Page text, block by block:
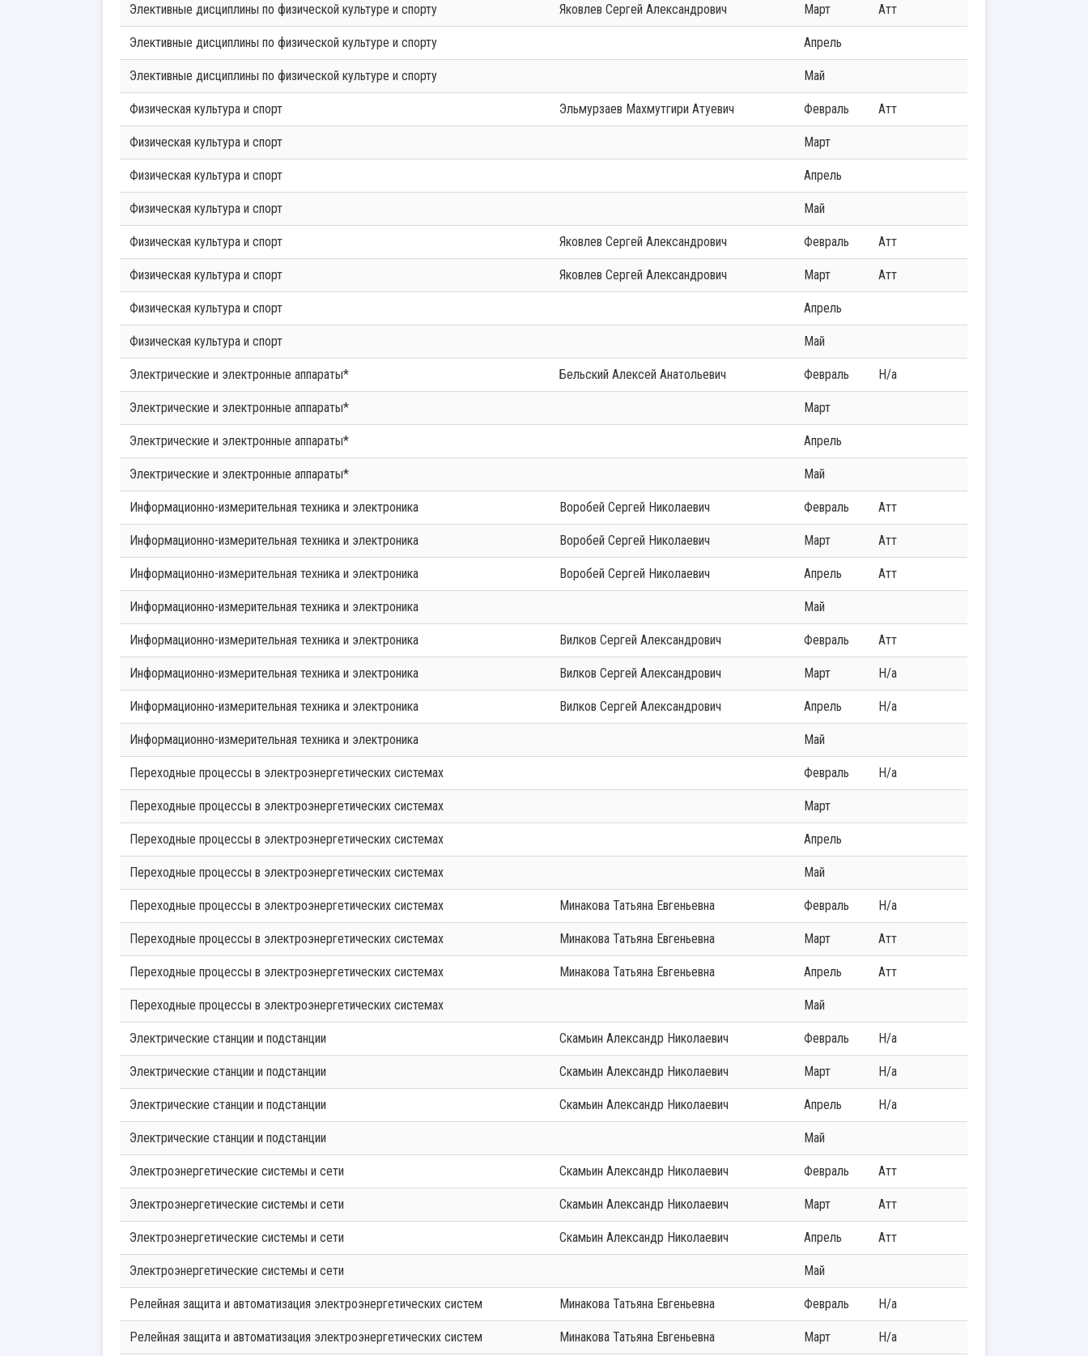
Элективные дисциплины по физической культуре и спорту Яковлев Сергей Александрович Март Атт
Элективные дисциплины по физической культуре и спорту Апрель
Элективные дисциплины по физической культуре и спорту Май
Физическая культура и спорт Эльмурзаев Махмутгири Атуевич Февраль Атт
Физическая культура и спорт Март
Физическая культура и спорт Апрель
Физическая культура и спорт Май
Физическая культура и спорт Яковлев Сергей Александрович Февраль Атт
Физическая культура и спорт Яковлев Сергей Александрович Март Атт
Физическая культура и спорт Апрель
Физическая культура и спорт Май
Электрические и электронные аппараты* Бельский Алексей Анатольевич Февраль Н/а
Электрические и электронные аппараты* Март
Электрические и электронные аппараты* Апрель
Электрические и электронные аппараты* Май
Информационно-измерительная техника и электроника Воробей Сергей Николаевич Февраль Атт
Информационно-измерительная техника и электроника Воробей Сергей Николаевич Март Атт
Информационно-измерительная техника и электроника Воробей Сергей Николаевич Апрель Атт
Информационно-измерительная техника и электроника Май
Информационно-измерительная техника и электроника Вилков Сергей Александрович Февраль Атт
Информационно-измерительная техника и электроника Вилков Сергей Александрович Март Н/а
Информационно-измерительная техника и электроника Вилков Сергей Александрович Апрель Н/а
Информационно-измерительная техника и электроника Май
Переходные процессы в электроэнергетических системах Февраль Н/а
Переходные процессы в электроэнергетических системах Март
Переходные процессы в электроэнергетических системах Апрель
Переходные процессы в электроэнергетических системах Май
Переходные процессы в электроэнергетических системах Минакова Татьяна Евгеньевна Февраль Н/а
Переходные процессы в электроэнергетических системах Минакова Татьяна Евгеньевна Март Атт
Переходные процессы в электроэнергетических системах Минакова Татьяна Евгеньевна Апрель Атт
Переходные процессы в электроэнергетических системах Май
Электрические станции и подстанции Скамьин Александр Николаевич Февраль Н/а
Электрические станции и подстанции Скамьин Александр Николаевич Март Н/а
Электрические станции и подстанции Скамьин Александр Николаевич Апрель Н/а
Электрические станции и подстанции Май
Электроэнергетические системы и сети Скамьин Александр Николаевич Февраль Атт
Электроэнергетические системы и сети Скамьин Александр Николаевич Март Атт
Электроэнергетические системы и сети Скамьин Александр Николаевич Апрель Атт
Электроэнергетические системы и сети Май
Релейная защита и автоматизация электроэнергетических систем Минакова Татьяна Евгеньевна Февраль Н/а
Релейная защита и автоматизация электроэнергетических систем Минакова Татьяна Евгеньевна Март Н/а